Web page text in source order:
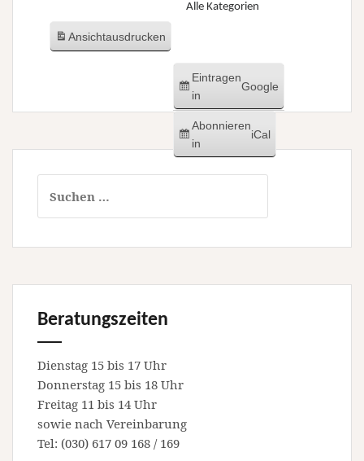
Alle Kategorien
Ansichtausdrucken
Eintragen
in
Google
Abonnieren
in
iCal
nach:
Beratungszeiten
Dienstag 15 bis 17 Uhr
Donnerstag 15 bis 18 Uhr
Freitag 11 bis 14 Uhr
sowie nach Vereinbarung
Tel: (030) 617 09 168 / 169